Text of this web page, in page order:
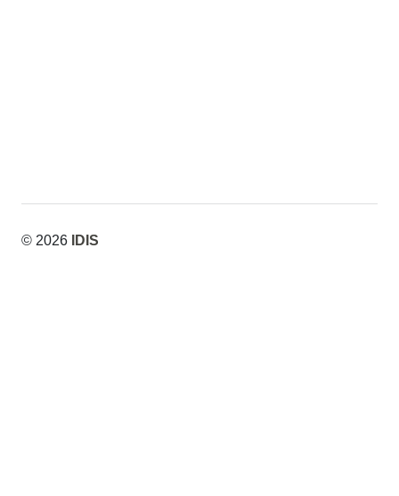
© 2026 IDIS